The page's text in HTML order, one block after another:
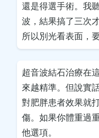
還是得選手術。我
波，結果搞了三次
所以別光看表面，
超音波結石治療在
來越精準。但說實
對肥胖患者效果就
傷。如果你體重過
他選項。